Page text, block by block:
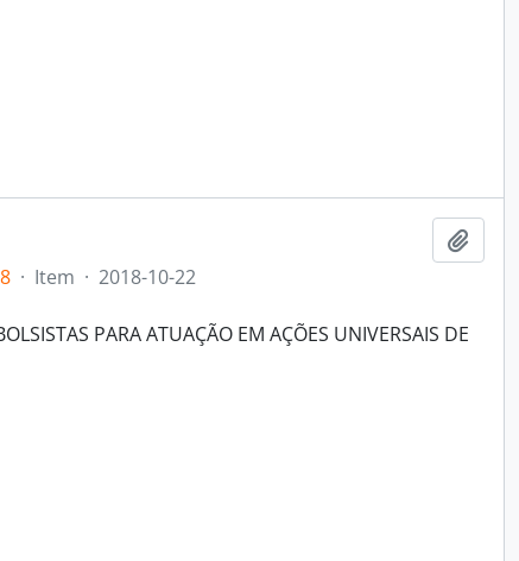
· Item · 2018-10-22
PARA ATUAÇÃO EM AÇÕES UNIVERSAIS DE